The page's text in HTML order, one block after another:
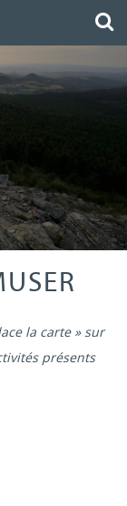
la carte » sur
présents